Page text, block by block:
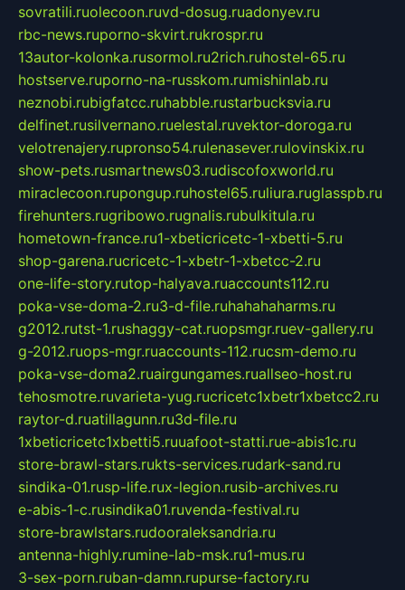
sovratili.ruolecoon.ruvd-dosug.ruadonyev.ru
rbc-news.ruporno-skvirt.rukrospr.ru
13autor-kolonka.rusormol.ru2rich.ruhostel-65.ru
hostserve.ruporno-na-russkom.rumishinlab.ru
neznobi.rubigfatcc.ruhabble.rustarbucksvia.ru
delfinet.rusilvernano.ruelestal.ruvektor-doroga.ru
velotrenajery.rupronso54.rulenasever.rulovinskix.ru
show-pets.rusmartnews03.rudiscofoxworld.ru
miraclecoon.rupongup.ruhostel65.ruliura.ruglasspb.ru
firehunters.rugribowo.rugnalis.rubulkitula.ru
hometown-france.ru1-xbeticricetc-1-xbetti-5.ru
shop-garena.rucricetc-1-xbetr-1-xbetcc-2.ru
one-life-story.rutop-halyava.ruaccounts112.ru
poka-vse-doma-2.ru3-d-file.ruhahahaharms.ru
g2012.rutst-1.rushaggy-cat.ruopsmgr.ruev-gallery.ru
g-2012.ruops-mgr.ruaccounts-112.rucsm-demo.ru
poka-vse-doma2.ruairgungames.ruallseo-host.ru
tehosmotre.ruvarieta-yug.rucricetc1xbetr1xbetcc2.ru
raytor-d.ruatillagunn.ru3d-file.ru
1xbeticricetc1xbetti5.ruuafoot-statti.rue-abis1c.ru
store-brawl-stars.rukts-services.rudark-sand.ru
sindika-01.rusp-life.rux-legion.rusib-archives.ru
e-abis-1-c.rusindika01.ruvenda-festival.ru
store-brawlstars.rudooraleksandria.ru
antenna-highly.rumine-lab-msk.ru1-mus.ru
3-sex-porn.ruban-damn.rupurse-factory.ru